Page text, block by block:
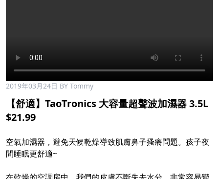
2019年03月24日 BY Tommy
【舒適】TaoTronics 大容量超聲波加濕器 3.5L
$21.99
空氣加濕器，避免天候乾燥導致肌膚鼻子搔癢問題。孩子夜
間睡眠更舒適~